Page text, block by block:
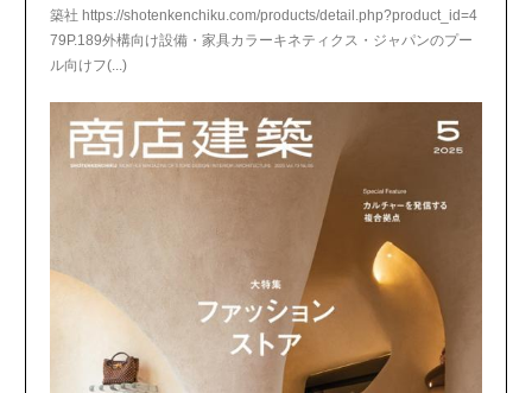
築社 https://shotenkenchiku.com/products/detail.php?product_id=4
79P.189外構向け設備・家具カラーキネティクス・ジャパンのプー
ル向けフ(...)